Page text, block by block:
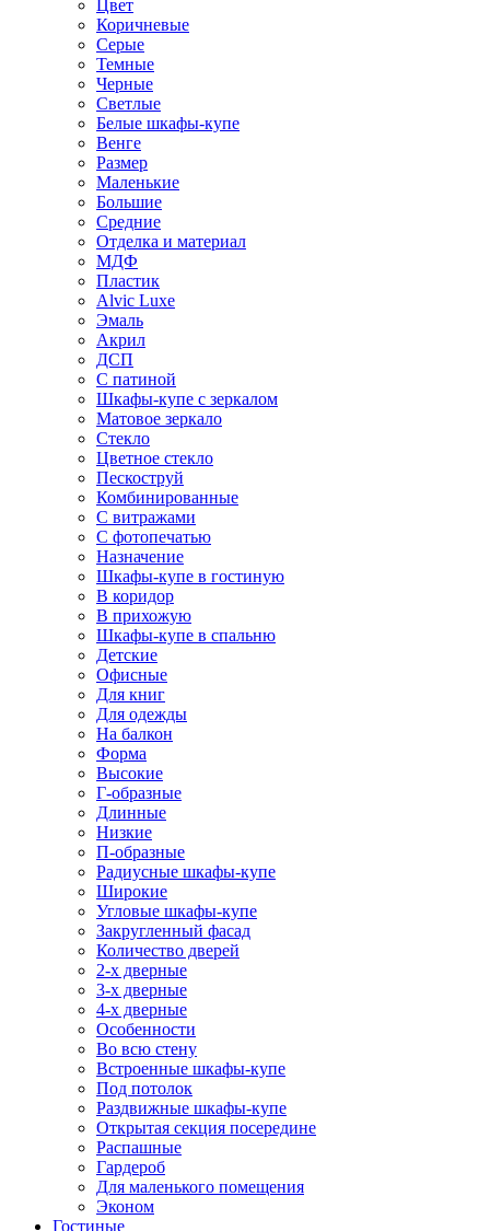
Цвет
Коричневые
Серые
Темные
Черные
Светлые
Белые шкафы-купе
Венге
Размер
Маленькие
Большие
Средние
Отделка и материал
МДФ
Пластик
Alvic Luxe
Эмаль
Акрил
ДСП
С патиной
Шкафы-купе с зеркалом
Матовое зеркало
Стекло
Цветное стекло
Пескоструй
Комбинированные
С витражами
С фотопечатью
Назначение
Шкафы-купе в гостиную
В коридор
В прихожую
Шкафы-купе в спальню
Детские
Офисные
Для книг
Для одежды
На балкон
Форма
Высокие
Г-образные
Длинные
Низкие
П-образные
Радиусные шкафы-купе
Широкие
Угловые шкафы-купе
Закругленный фасад
Количество дверей
2-х дверные
3-х дверные
4-х дверные
Особенности
Во всю стену
Встроенные шкафы-купе
Под потолок
Раздвижные шкафы-купе
Открытая секция посередине
Распашные
Гардероб
Для маленького помещения
Эконом
Гостиные